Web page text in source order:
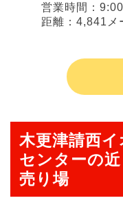
営業時間：
距離：4,841メ
木更津請西
センターの
売り場